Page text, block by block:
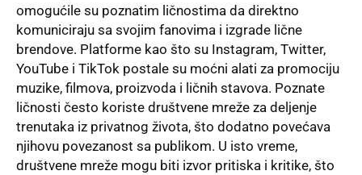
omogućile su poznatim ličnostima da direktno
komuniciraju sa svojim fanovima i izgrade lične
brendove. Platforme kao što su Instagram, Twitter,
YouTube i TikTok postale su moćni alati za promociju
muzike, filmova, proizvoda i ličnih stavova. Poznate
ličnosti često koriste društvene mreže za deljenje
trenutaka iz privatnog života, što dodatno povećava
njihovu povezanost sa publikom. U isto vreme,
društvene mreže mogu biti izvor pritiska i kritike, što